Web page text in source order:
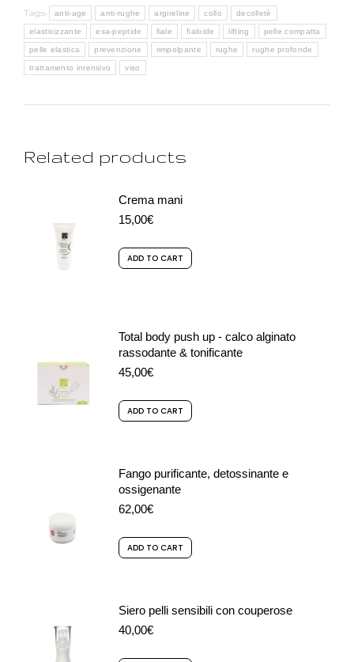
Tags: anti-age anti-rughe argireline collo decolletè
elasticizzante esa-peptide fiale fialoide lifting pelle compatta
pelle elastica prevenzione rimpolpante rughe rughe profonde
trattamento intensivo viso
Related products
Crema mani
15,00€
ADD TO CART
Total body push up - calco alginato
rassodante & tonificante
45,00€
ADD TO CART
Fango purificante, detossinante e
ossigenante
62,00€
ADD TO CART
Siero pelli sensibili con couperose
40,00€